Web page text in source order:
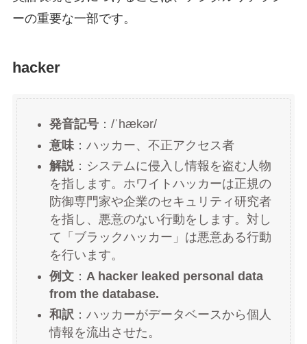
ーの重要な一部です。
hacker
発音記号：/ˈhækər/
意味：ハッカー、不正アクセス者
解説：システムに侵入し情報を盗む人物
を指します。ホワイトハッカーは正規の
防御専門家や企業のセキュリティ研究者
を指し、悪意のない行動をします。対し
て「ブラックハッカー」は悪意ある行動
を行います。
例文： A hacker leaked personal data
from the database.
和訳 ：ハッカーがデータベースから個人
情報を流出させた。